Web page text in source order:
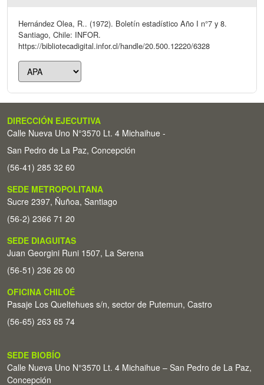
Hernández Olea, R.. (1972). Boletín estadístico Año I n°7 y 8.
Santiago, Chile: INFOR.
https://bibliotecadigital.infor.cl/handle/20.500.12220/6328
DIRECCIÓN EJECUTIVA
Calle Nueva Uno N°3570 Lt. 4 Michaihue -
San Pedro de La Paz, Concepción
(56-41) 285 32 60
SEDE METROPOLITANA
Sucre 2397, Ñuñoa, Santiago
(56-2) 2366 71 20
SEDE DIAGUITAS
Juan Georgini Runi 1507, La Serena
(56-51) 236 26 00
OFICINA CHILOÉ
Pasaje Los Queltehues s/n, sector de Putemun, Castro
(56-65) 263 65 74
SEDE BIOBÍO
Calle Nueva Uno N°3570 Lt. 4 Michaihue – San Pedro de La Paz,
Concepción